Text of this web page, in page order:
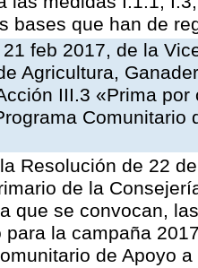
bases que han de
feb 2017, de la
Agricultura,
III.3 «Prima
Comunitario
Resolución de 22
de la
que se convocan,
para la campaña
de Apoyo